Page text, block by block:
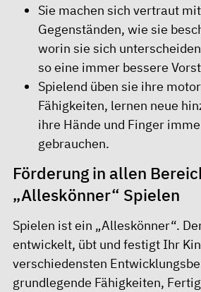
Sie machen sich vertraut
Gegenständen, wie sie
worin sie sich
so eine immer bessere
Spielend üben sie ihre
Fähigkeiten, lernen neue
ihre Hände und Finger
gebrauchen.
Förderung in allen
„Alleskönner“ Spielen
Spielen ist ein „Alleskönner“.
entwickelt, übt und festigt Ihr
verschiedensten
grundlegende Fähigkeiten,